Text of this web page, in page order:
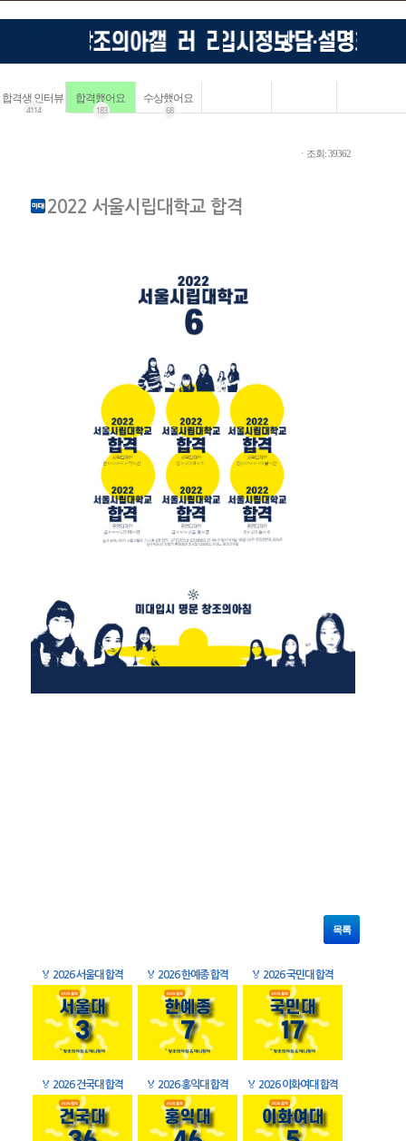
합격생 인터뷰
4114
합격했어요
183
수상했어요
68
ㆍ조회: 39362
2022 서울시립대학교 합격
목록
🏅 2026 서울대 합격 🏅 2026 한예종 합격 🏅 2026 국민대 합격
🏅 2026 건국대 합격 🏅 2026 홍익대 합격 🏅 2026 이화여대 합격